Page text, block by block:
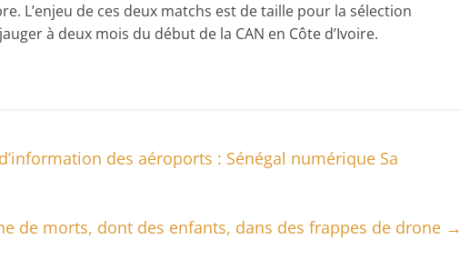
L’enjeu de ces deux matchs est de taille pour la sélection
à deux mois du début de la CAN en Côte d’Ivoire.
des aéroports : Sénégal numérique Sa
de morts, dont des enfants, dans des frappes de drone →